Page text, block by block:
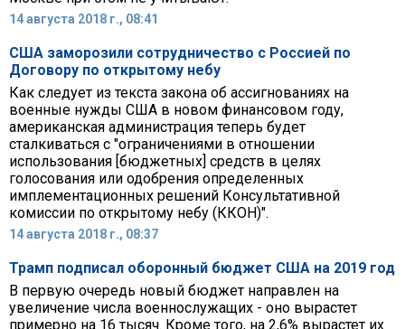
14 августа 2018 г., 08:41
США заморозили сотрудничество с Россией по
Договору по открытому небу
Как следует из текста закона об ассигнованиях на
военные нужды США в новом финансовом году,
американская администрация теперь будет
сталкиваться с "ограничениями в отношении
использования [бюджетных] средств в целях
голосования или одобрения определенных
имплементационных решений Консультативной
комиссии по открытому небу (ККОН)".
14 августа 2018 г., 08:37
Трамп подписал оборонный бюджет США на 2019 год
В первую очередь новый бюджет направлен на
увеличение числа военнослужащих - оно вырастет
примерно на 16 тысяч. Кроме того, на 2,6% вырастет их